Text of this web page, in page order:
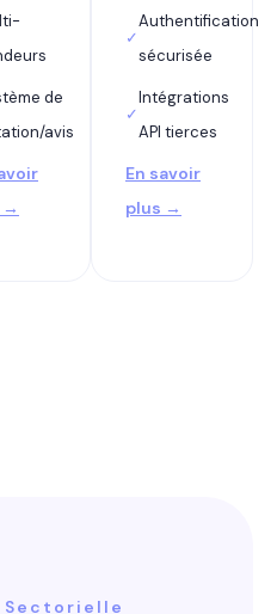
de
avis
→
✓
Authentification
sécurisée
✓
Intégrations
API tierces
En savoir
plus →
Sectorielle